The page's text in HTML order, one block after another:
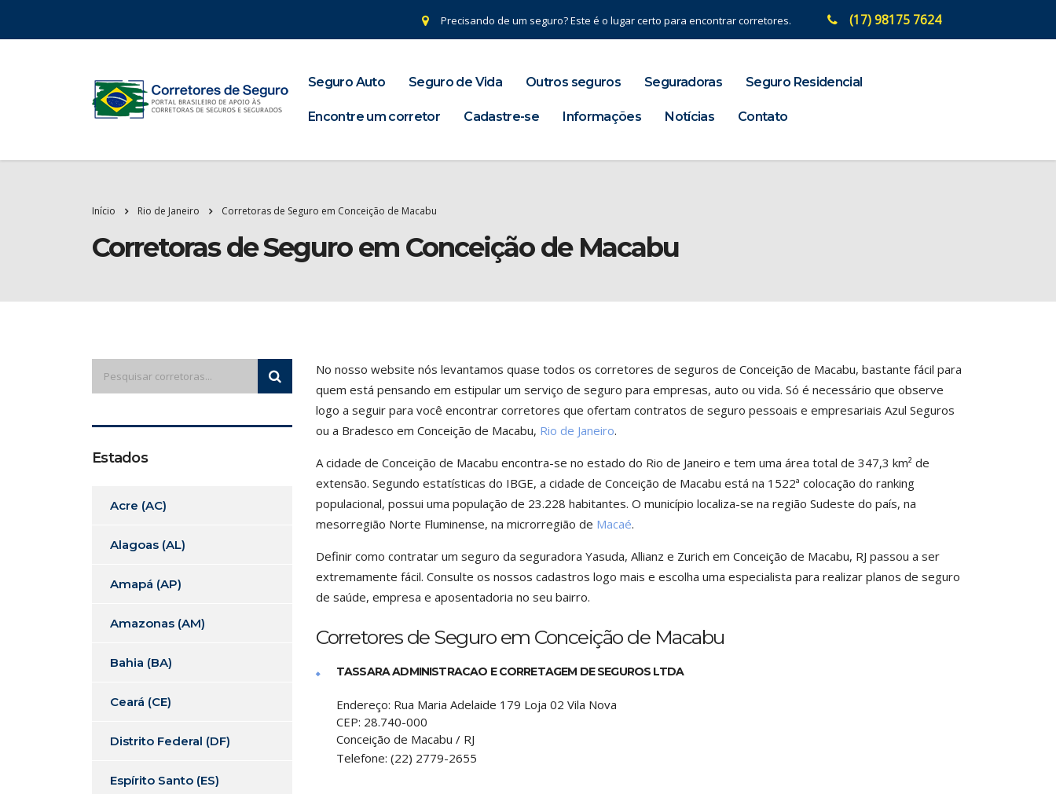
Precisando de um seguro? Este é o lugar certo para encontrar corretores. (17) 98175 7624
Seguro Auto Seguro de Vida Outros seguros Seguradoras Seguro Residencial
Encontre um corretor Cadastre-se Informações Notícias Contato
Início Rio de Janeiro Corretoras de Seguro em Conceição de Macabu
Corretoras de Seguro em Conceição de Macabu
No nosso website nós levantamos quase todos os corretores de seguros de Conceição de Macabu, bastante fácil para
quem está pensando em estipular um serviço de seguro para empresas, auto ou vida. Só é necessário que observe
logo a seguir para você encontrar corretores que ofertam contratos de seguro pessoais e empresariais Azul Seguros
ou a Bradesco em Conceição de Macabu, Rio de Janeiro.
A cidade de Conceição de Macabu encontra-se no estado do Rio de Janeiro e tem uma área total de 347,3 km² de
extensão. Segundo estatísticas do IBGE, a cidade de Conceição de Macabu está na 1522ª colocação do ranking
populacional, possui uma população de 23.228 habitantes. O município localiza-se na região Sudeste do país, na
mesorregião Norte Fluminense, na microrregião de Macaé.
Definir como contratar um seguro da seguradora Yasuda, Allianz e Zurich em Conceição de Macabu, RJ passou a ser
extremamente fácil. Consulte os nossos cadastros logo mais e escolha uma especialista para realizar planos de seguro
de saúde, empresa e aposentadoria no seu bairro.
Corretores de Seguro em Conceição de Macabu
TASSARA ADMINISTRACAO E CORRETAGEM DE SEGUROS LTDA
Endereço: Rua Maria Adelaide 179 Loja 02 Vila Nova
CEP: 28.740-000
Conceição de Macabu / RJ
Telefone: (22) 2779-2655
Estados
Acre (AC)
Alagoas (AL)
Amapá (AP)
Amazonas (AM)
Bahia (BA)
Ceará (CE)
Distrito Federal (DF)
Espírito Santo (ES)